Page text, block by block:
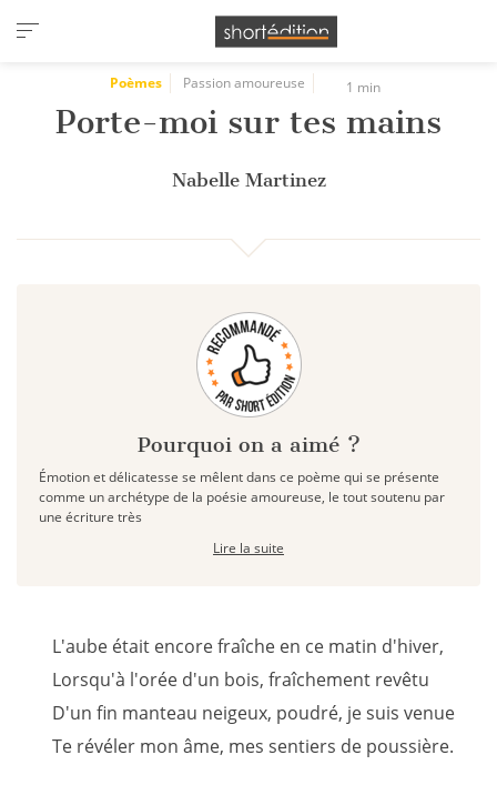
Panneau de gestion des cookies
Poèmes Passion amoureuse 1 min
Porte-moi sur tes mains
Nabelle Martinez
Pourquoi on a aimé ?
Émotion et délicatesse se mêlent dans ce poème qui se présente
comme un archétype de la poésie amoureuse, le tout soutenu par
une écriture très
Lire la suite
L'aube était encore fraîche en ce matin d'hiver,
Lorsqu'à l'orée d'un bois, fraîchement revêtu
D'un fin manteau neigeux, poudré, je suis venue
Te révéler mon âme, mes sentiers de poussière.